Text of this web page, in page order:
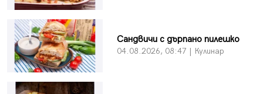
Сандвичи с дърпано пилешко
04.08.2026, 08:47 | Кулинар